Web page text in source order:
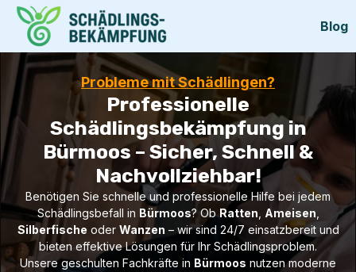
Blog
Probleme mit Schädlingen?
Professionelle
Schädlingsbekämpfung in
Bürmoos – Sicher, Schnell &
Nachvollziehbar!
Benötigen Sie schnelle und professionelle Hilfe bei jedem
Schädlingsbefall in Bürmoos? ObRatten Ameisen
Silberfische oder Wanzen – wir sind 24/7 einsatzbereit und
bieten effektive Lösungen für Ihr Schädlingsproblem.
Unsere geschulten Fachkräfte in Bürmoos nutzen moderne